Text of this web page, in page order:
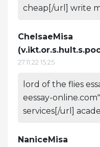
cheap[/url] write
ChelsaeMisa
(
27.11.22 15:25
lord of the flies
eessay-
services[/url]
NaniceMisa